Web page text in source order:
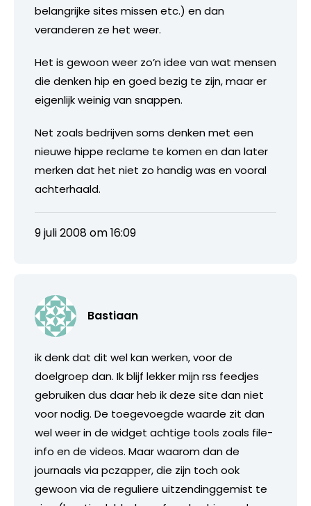
belangrijke sites missen etc.) en dan
veranderen ze het weer.
Het is gewoon weer zo’n idee van wat mensen
die denken hip en goed bezig te zijn, maar er
eigenlijk weinig van snappen.
Net zoals bedrijven soms denken met een
nieuwe hippe reclame te komen en dan later
merken dat het niet zo handig was en vooral
achterhaald.
9 juli 2008 om 16:09
Bastiaan
ik denk dat dit wel kan werken, voor de
doelgroep dan. Ik blijf lekker mijn rss feedjes
gebruiken dus daar heb ik deze site dan niet
voor nodig. De toegevoegde waarde zit dan
wel weer in de widget achtige tools zoals file-
info en de videos. Maar waarom dan de
journaals via pczapper, die zijn toch ook
gewoon via de reguliere uitzendinggemist te